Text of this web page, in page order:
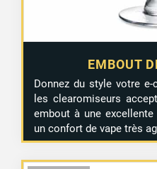
EMBOUT
Donnez du style votre
les clearomiseurs
embout à une
un confort de vape très